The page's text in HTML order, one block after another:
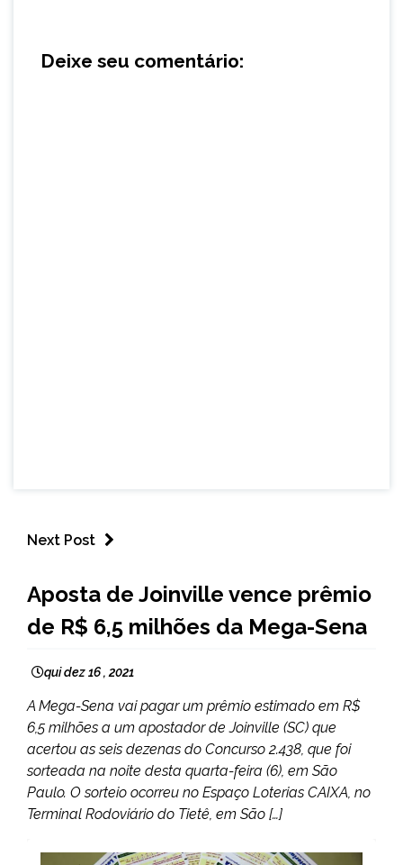
Deixe seu comentário:
Next Post
NOTÍCIAS
Aposta de Joinville vence prêmio
de R$ 6,5 milhões da Mega-Sena
qui dez 16 , 2021
A Mega-Sena vai pagar um prêmio estimado em R$
6,5 milhões a um apostador de Joinville (SC) que
acertou as seis dezenas do Concurso 2.438, que foi
sorteada na noite desta quarta-feira (6), em São
Paulo. O sorteio ocorreu no Espaço Loterias CAIXA, no
Terminal Rodoviário do Tietê, em São […]